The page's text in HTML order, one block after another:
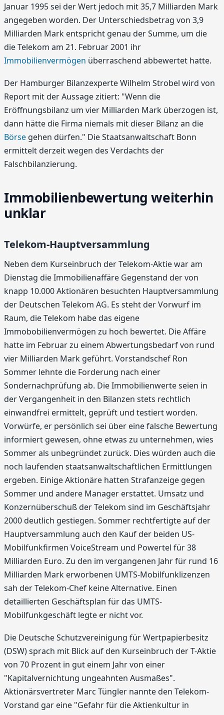
Januar 1995 sei der Wert jedoch mit 35,7 Milliarden Mark
angegeben worden. Der Unterschiedsbetrag von 3,9
Milliarden Mark entspricht genau der Summe, um die
die Telekom am 21. Februar 2001 ihr
Immobilienvermögen überraschend abbewertet hatte.
Der Hamburger Bilanzexperte Wilhelm Strobel wird von
Report mit der Aussage zitiert: "Wenn die
Eröffnungsbilanz um vier Milliarden Mark überzogen ist,
dann hätte die Firma niemals mit dieser Bilanz an die
Börse gehen dürfen." Die Staatsanwaltschaft Bonn
ermittelt derzeit wegen des Verdachts der
Falschbilanzierung.
Immobilienbewertung weiterhin
unklar
Telekom-Hauptversammlung
Neben dem Kurseinbruch der Telekom-Aktie war am
Dienstag die Immobilienaffäre Gegenstand der von
knapp 10.000 Aktionären besuchten Hauptversammlung
der Deutschen Telekom AG. Es steht der Vorwurf im
Raum, die Telekom habe das eigene
Immobobilienvermögen zu hoch bewertet. Die Affäre
hatte im Februar zu einem Abwertungsbedarf von rund
vier Milliarden Mark geführt. Vorstandschef Ron
Sommer lehnte die Forderung nach einer
Sondernachprüfung ab. Die Immobilienwerte seien in
der Vergangenheit in den Bilanzen stets rechtlich
einwandfrei ermittelt, geprüft und testiert worden.
Vorwürfe, er persönlich sei über eine falsche Bewertung
informiert gewesen, ohne etwas zu unternehmen, wies
Sommer als unbegründet zurück. Dies würden auch die
noch laufenden staatsanwaltschaftlichen Ermittlungen
ergeben. Einige Aktionäre hatten Strafanzeige gegen
Sommer und andere Manager erstattet. Umsatz und
Konzernüberschuß der Telekom sind im Geschäftsjahr
2000 deutlich gestiegen. Sommer rechtfertigte auf der
Hauptversammlung auch den Kauf der beiden US-
Mobilfunkfirmen VoiceStream und Powertel für 38
Milliarden Euro. Zu den im vergangenen Jahr für rund 16
Milliarden Mark erworbenen UMTS-Mobilfunklizenzen
sah der Telekom-Chef keine Alternative. Einen
detaillierten Geschäftsplan für das UMTS-
Mobilfunkgeschäft legte er nicht vor.
Die Deutsche Schutzvereinigung für Wertpapierbesitz
(DSW) sprach mit Blick auf den Kurseinbruch der T-Aktie
von 70 Prozent in gut einem Jahr von einer
"Kapitalvernichtung ungeahnten Ausmaßes".
Aktionärsvertreter Marc Tüngler nannte den Telekom-
Vorstand gar eine "Gefahr für die Aktienkultur in